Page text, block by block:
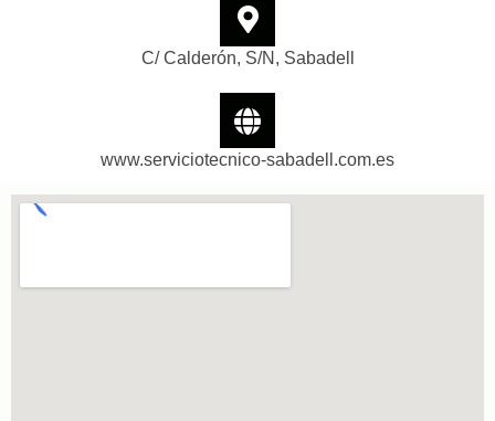
C/ Calderón, S/N, Sabadell
www.serviciotecnico-sabadell.com.es